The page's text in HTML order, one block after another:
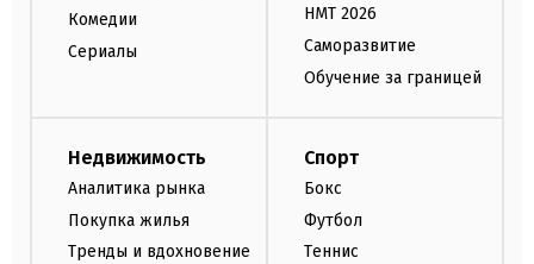
Комедии
Сериалы
НМТ 2026
Саморазвитие
Обучение за границей
Недвижимость
Аналитика рынка
Покупка жилья
Тренды и вдохновение
Спорт
Бокс
Футбол
Теннис